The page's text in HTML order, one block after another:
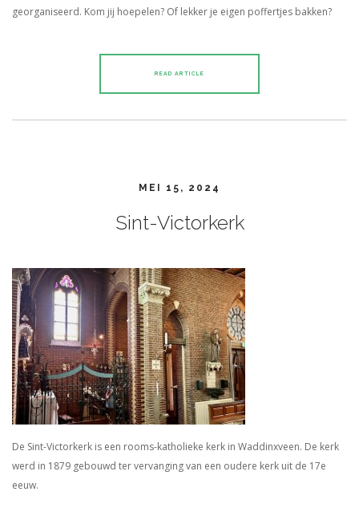
georganiseerd. Kom jij hoepelen? Of lekker je eigen poffertjes bakken?
READ ARTICLE
MEI 15, 2024
Sint-Victorkerk
De Sint-Victorkerk is een rooms-katholieke kerk in Waddinxveen. De kerk
werd in 1879 gebouwd ter vervanging van een oudere kerk uit de 17e
eeuw.